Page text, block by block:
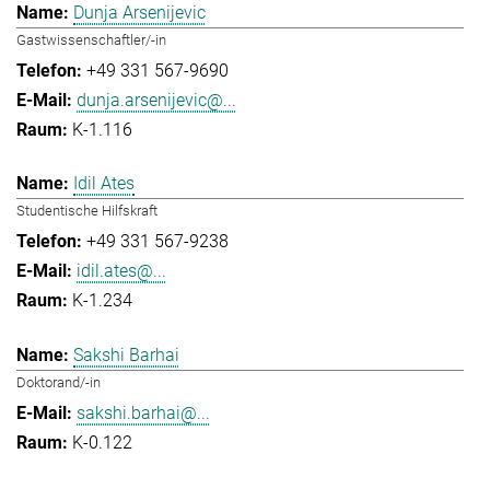
Dunja Arsenijevic
Gastwissenschaftler/-in
+49 331 567-9690
dunja.arsenijevic@...
K-1.116
Idil Ates
Studentische Hilfskraft
+49 331 567-9238
idil.ates@...
K-1.234
Sakshi Barhai
Doktorand/-in
sakshi.barhai@...
K-0.122